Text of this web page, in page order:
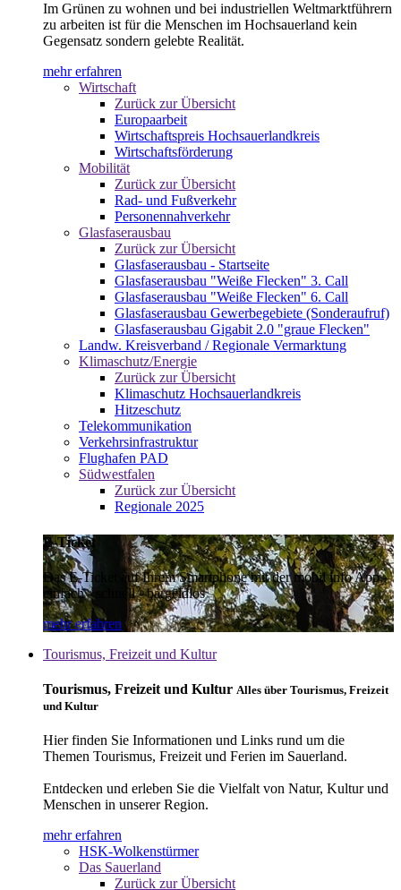
Im Grünen zu wohnen und bei industriellen Weltmarktführern
zu arbeiten ist für die Menschen im Hochsauerland kein
Gegensatz sondern gelebte Realität.
mehr erfahren
Wirtschaft
Zurück zur Übersicht
Europaarbeit
Wirtschaftspreis Hochsauerlandkreis
Wirtschaftsförderung
Mobilität
Zurück zur Übersicht
Rad- und Fußverkehr
Personennahverkehr
Glasfaserausbau
Zurück zur Übersicht
Glasfaserausbau - Startseite
Glasfaserausbau "Weiße Flecken" 3. Call
Glasfaserausbau "Weiße Flecken" 6. Call
Glasfaserausbau Gewerbegebiete (Sonderaufruf)
Glasfaserausbau Gigabit 2.0 "graue Flecken"
Landw. Kreisverband / Regionale Vermarktung
Klimaschutz/Energie
Zurück zur Übersicht
Klimaschutz Hochsauerlandkreis
Hitzeschutz
Telekommunikation
Verkehrsinfrastruktur
Flughafen PAD
Südwestfalen
Zurück zur Übersicht
Regionale 2025
E-Ticket
Das E-Ticket auf Ihrem Smartphone mit der mobil info App -
einfach - schnell - bargeldlos
mehr erfahren
Tourismus, Freizeit und Kultur
Tourismus, Freizeit und Kultur Alles über Tourismus, Freizeit
und Kultur
Hier finden Sie Informationen und Links rund um die
Themen Tourismus, Freizeit und Ferien im Sauerland.
Entdecken und erleben Sie die Vielfalt von Natur, Kultur und
Menschen in unserer Region.
mehr erfahren
HSK-Wolkenstürmer
Das Sauerland
Zurück zur Übersicht